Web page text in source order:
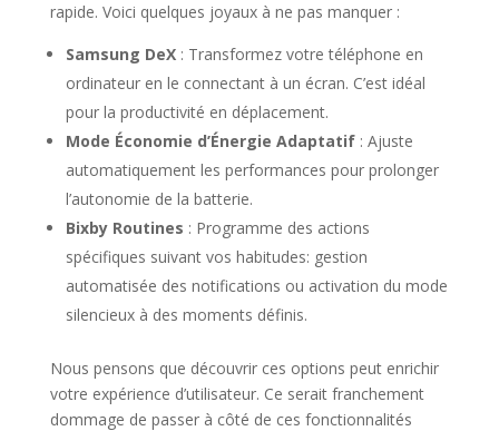
rapide. Voici quelques joyaux à ne pas manquer :
Samsung DeX: Transformez votre téléphone en
ordinateur en le connectant à un écran. C’est idéal
pour la productivité en déplacement.
Mode Économie d’Énergie Adaptatif: Ajuste
automatiquement les performances pour prolonger
l’autonomie de la batterie.
Bixby Routines : Programme des actions
spécifiques suivant vos habitudes: gestion
automatisée des notifications ou activation du mode
silencieux à des moments définis.
Nous pensons que découvrir ces options peut enrichir
votre expérience d’utilisateur. Ce serait franchement
dommage de passer à côté de ces fonctionnalités